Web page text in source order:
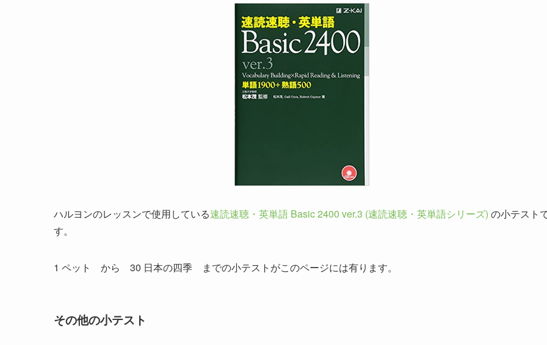
ハルヨンのレッスンで使用している速読速聴・英単語 Basic 2400 ver.3 (速読速聴・英単語シリーズ) の小テスト
す。
1 ペット から 30 日本の四季 までの小テストがこのページには有ります。
その他の小テスト